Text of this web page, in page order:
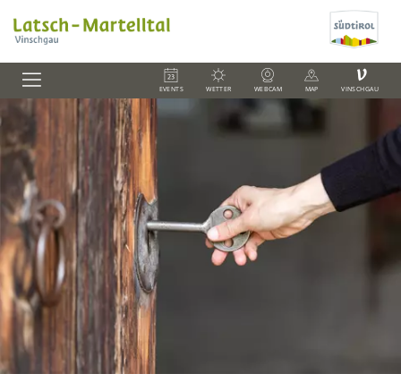
EVENTS WETTER WEBCAM MAP
V
VINSCHGAU